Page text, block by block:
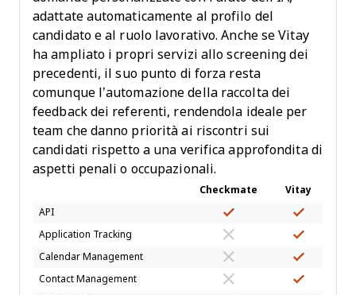
adattate automaticamente al profilo del
candidato e al ruolo lavorativo. Anche se Vitay
ha ampliato i propri servizi allo screening dei
precedenti, il suo punto di forza resta
comunque l’automazione della raccolta dei
feedback dei referenti, rendendola ideale per
team che danno priorità ai riscontri sui
candidati rispetto a una verifica approfondita di
aspetti penali o occupazionali.
Checkmate
Vitay
API
Application Tracking
Calendar Management
Contact Management